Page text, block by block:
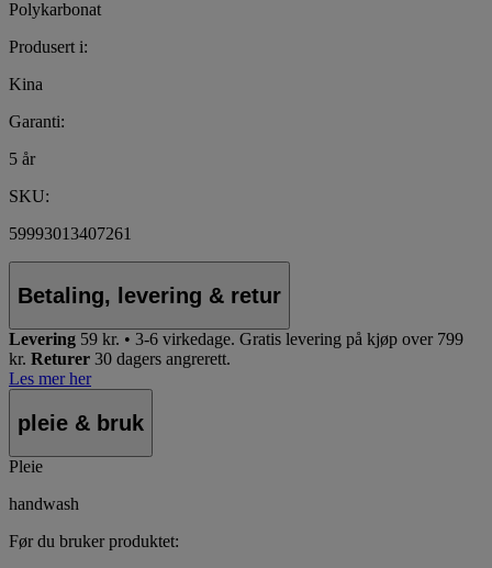
Polykarbonat
Produsert i:
Kina
Garanti:
5 år
SKU:
59993013407261
Betaling, levering & retur
Levering 59 kr. • 3-6 virkedage. Gratis levering på kjøp over 799
kr. Returer 30 dagers angrerett.
Les mer her
pleie & bruk
Pleie
handwash
Før du bruker produktet: